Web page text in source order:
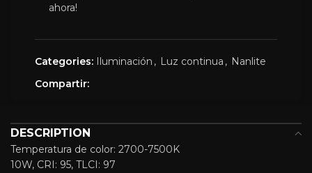
ahora!
Categories: Iluminación , Luz continua , Nanlite
Compartir:
DESCRIPTION
Temperatura de color: 2700-7500K
10W, CRI: 95, TLCI: 97